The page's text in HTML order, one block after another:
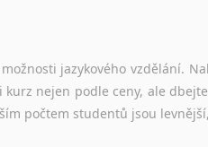
jazykového vzdělání.
kurz nejen podle ceny, ale
počtem studentů jsou